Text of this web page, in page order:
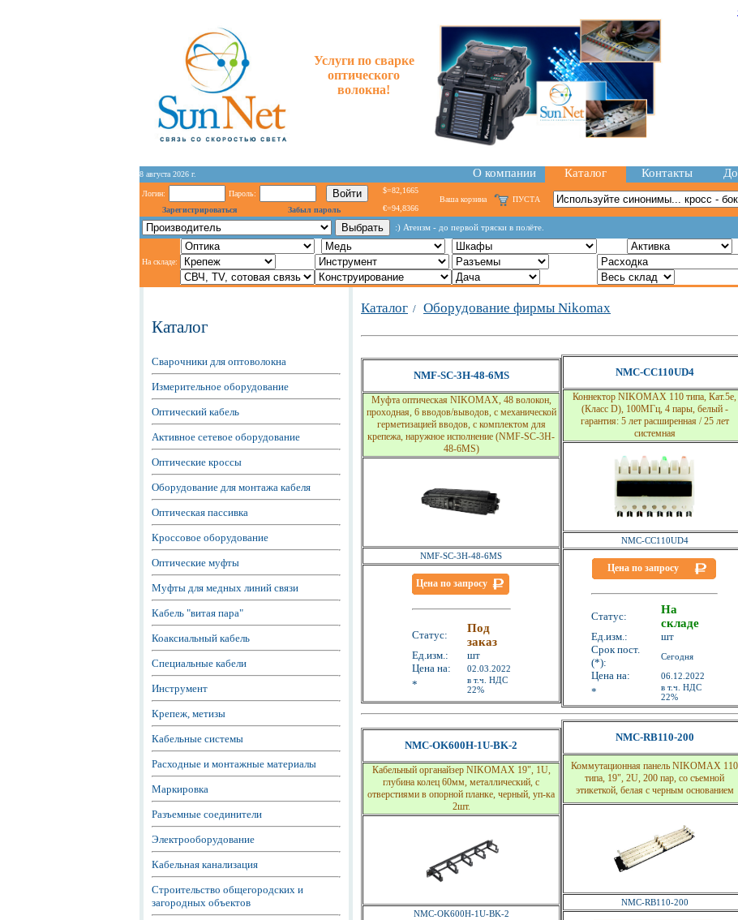
Услуги по сварке
оптического
волокна!
8 августа 2026 г. О компании Каталог Контакты
Логин:
Пароль:
Зарегистрироваться
Забыл пароль
$=82,1665
€=94,8366
Ваша корзина ПУСТА
:) Атеизм - до первой тряски в полёте.
На складе:
Каталог
Сварочники для оптоволокна
Измерительное оборудование
Оптический кабель
Активное сетевое оборудование
Оптические кроссы
Оборудование для монтажа кабеля
Оптическая пассивка
Кроссовое оборудование
Оптические муфты
Муфты для медных линий связи
Кабель "витая пара"
Коаксиальный кабель
Специальные кабели
Инструмент
Крепеж, метизы
Кабельные системы
Расходные и монтажные материалы
Маркировка
Разъемные соединители
Электрооборудование
Кабельная канализация
Строительство общегородских и
загородных объектов
Каталог / Оборудование фирмы Nikomax
NMF-SC-3H-48-6MS
Муфта оптическая NIKOMAX, 48 волокон,
проходная, 6 вводов/выводов, с механической
герметизацией вводов, c комплектом для
крепежа, наружное исполнение (NMF-SC-3H-
48-6MS)
NMF-SC-3H-48-6MS
Цена по запросу
Статус:
Под
заказ
Ед.изм.:
шт
Цена на:
02.03.2022
*
в т.ч. НДС
22%
NMC-CC110UD4
Коннектор NIKOMAX 110 типа, Кат.5е,
(Класс D), 100МГц, 4 пары, белый -
гарантия: 5 лет расширенная / 25 лет
системная
NMC-CC110UD4
Цена по запросу
Статус:
На
складе
Ед.изм.:
шт
Срок пост.
(*):
Сегодня
Цена на: 06.12.2022
*
в т.ч. НДС
22%
NMC-OK600H-1U-BK-2
Кабельный органайзер NIKOMAX 19", 1U,
глубина колец 60мм, металлический, с
отверстиями в опорной планке, черный, уп-ка
2шт.
NMC-OK600H-1U-BK-2
NMC-RB110-200
Коммутационная панель NIKOMAX 110
типа, 19", 2U, 200 пар, со cъемной
этикеткой, белая с черным основанием
NMC-RB110-200